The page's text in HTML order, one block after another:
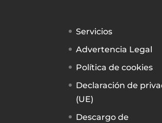
Servicios
Advertencia Legal
Política de cookies
Declaración de
(UE)
Descargo de